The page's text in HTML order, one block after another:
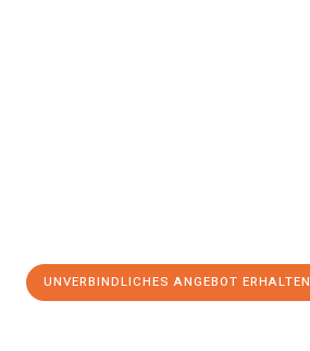
UNVERBINDLICHES ANGEBOT ERHALTEN